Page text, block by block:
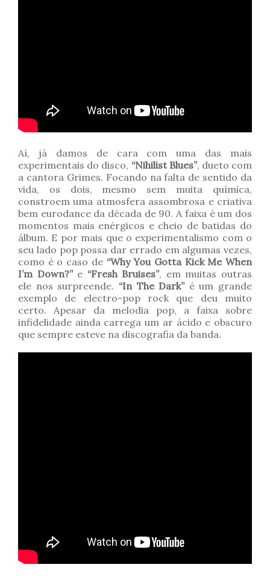
Aí, já damos de cara com uma das mais
experimentais do disco, “Nihilist Blues”, dueto com
a cantora Grimes. Focando na falta de sentido da
vida, os dois, mesmo sem muita química,
constroem uma atmosfera assombrosa e criativa
bem eurodance da década de 90. A faixa é um dos
momentos mais enérgicos e cheio de batidas do
álbum. E por mais que o experimentalismo com o
seu lado pop possa dar errado em algumas vezes,
como é o caso de “Why You Gotta Kick Me When
I’m Down?” e “Fresh Bruises”, em muitas outras
ele nos surpreende. “In The Dark”é um grande
exemplo de electro-pop rock que deu muito
certo. Apesar da melodia pop, a faixa sobre
infidelidade ainda carrega um ar ácido e obscuro
que sempre esteve na discografia da banda.